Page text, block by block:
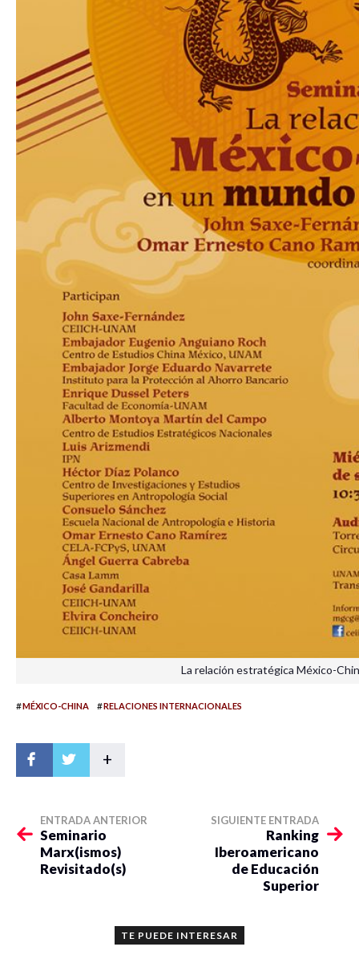
La relación estratégica México-
#MÉXICO-CHINA #RELACIONES INTERNACIONALES
+
ENTRADA ANTERIOR
Seminario
Marx(ismos)
Revisitado(s)
SIGUIENTE ENTRADA
Ranking
Iberoamericano
de Educación
Superior
TE PUEDE INTERESAR